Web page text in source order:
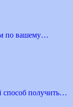
по вашему…
способ получить…